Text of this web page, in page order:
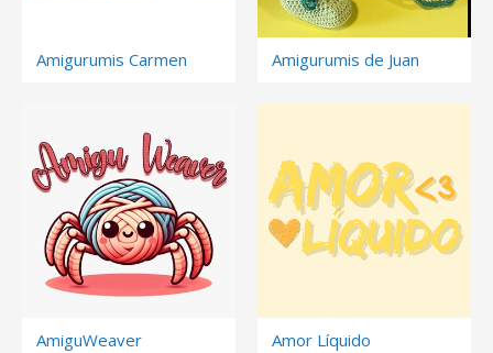
Amigurumis Carmen Amigurumis de Juan
AmiguWeaver Amor Líquido